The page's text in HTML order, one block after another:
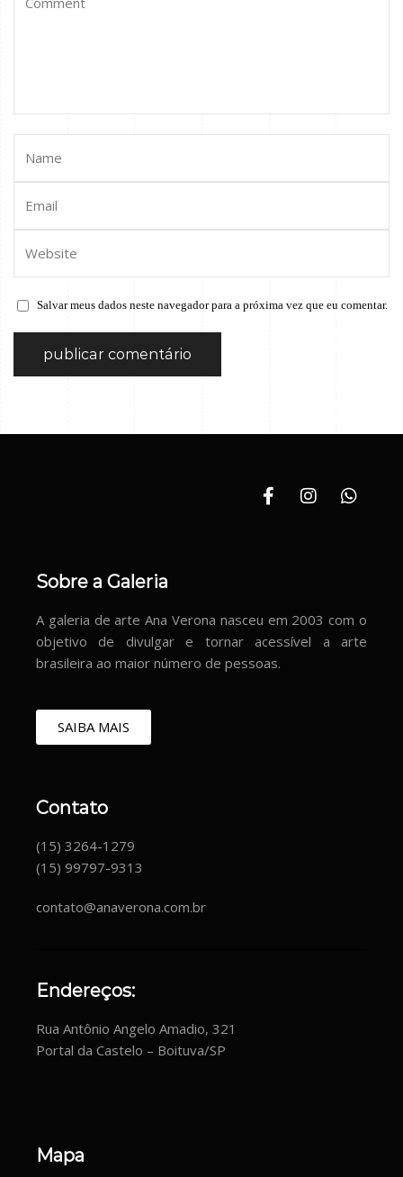
Salvar meus dados neste navegador para a próxima vez que eu comentar.
Sobre a Galeria
A galeria de arte Ana Verona nasceu em 2003 com o
objetivo de divulgar e tornar acessível a arte
brasileira ao maior número de pessoas.
SAIBA MAIS
Contato
(15) 3264-1279
(15) 99797-9313
contato@anaverona.com.br
Endereços:
Rua Antônio Angelo Amadio, 321
Portal da Castelo – Boituva/SP
Mapa